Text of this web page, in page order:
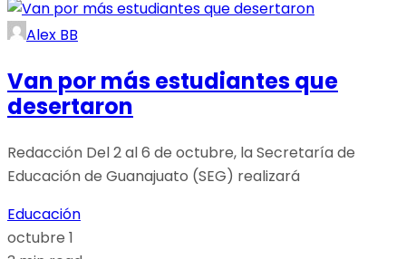
Alex BB
Van por más estudiantes que
desertaron
Redacción Del 2 al 6 de octubre, la Secretaría de
Educación de Guanajuato (SEG) realizará
Educación
octubre 1